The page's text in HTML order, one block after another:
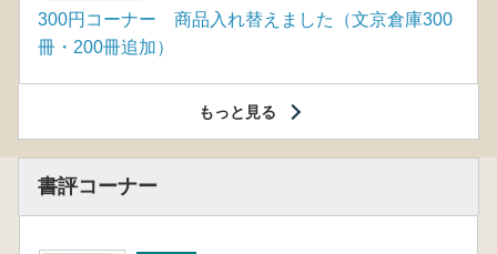
300円コーナー 商品入れ替えました（文京倉庫300
冊・200冊追加）
もっと見る
書評コーナー